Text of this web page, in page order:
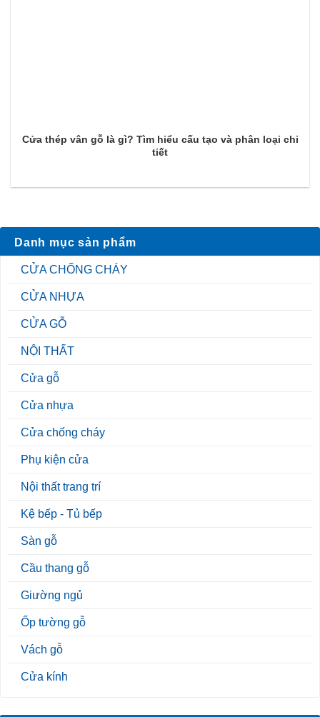
Cửa thép vân gỗ là gì? Tìm hiểu cấu tạo và phân loại chi
tiết
Danh mục sản phẩm
CỬA CHỐNG CHÁY
CỬA NHỰA
CỬA GỖ
NỘI THẤT
Cửa gỗ
Cửa nhựa
Cửa chống cháy
Phụ kiện cửa
Nội thất trang trí
Kệ bếp - Tủ bếp
Sàn gỗ
Cầu thang gỗ
Giường ngủ
Ốp tường gỗ
Vách gỗ
Cửa kính